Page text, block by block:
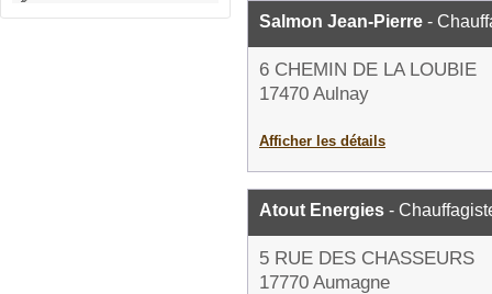
Salmon Jean-Pierre -
6 CHEMIN DE LA LOUBIE
17470 Aulnay
Afficher les détails
Atout Energies -
5 RUE DES CHASSEURS
17770 Aumagne